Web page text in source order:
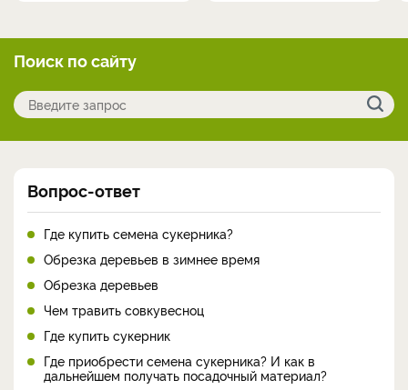
Поиск по сайту
Вопрос-ответ
Где купить семена сукерника?
Обрезка деревьев в зимнее время
Обрезка деревьев
Чем травить совкувесноц
Где купить сукерник
Где приобрести семена сукерника? И как в
дальнейшем получать посадочный материал?